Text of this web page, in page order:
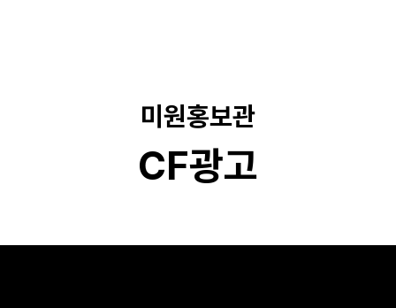
미원홍보관
CF광고